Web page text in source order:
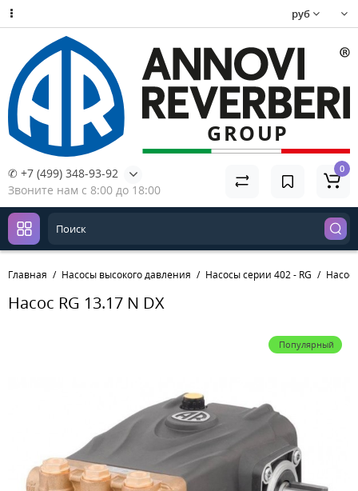
руб
✆ +7 (499) 348-93-92
Звоните нам с 8:00 до 18:00
0
Главная Насосы высокого давления Насосы серии 402 - RG Насос
Насос RG 13.17 N DX
Популярный